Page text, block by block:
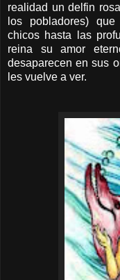
realidad un delfin
los pobladores)
chicos hasta las
reina su amor
desaparecen en sus
les vuelve a ver.